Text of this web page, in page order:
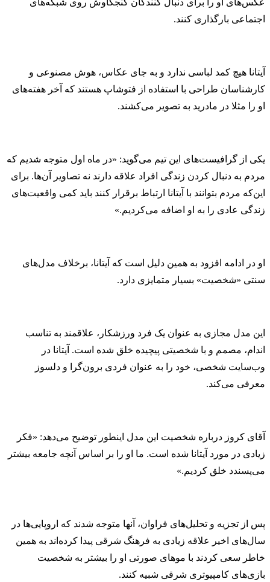
اجتماعی بارگذاری کنند.
آیتانا هیچ کمد لباسی ندارد و به جای عکاس، هوش مصنوعی و
کارشناسان طراحی با استفاده از فتوشاپ هستند که آخر هفته‌های
او را مثلا در مادرید به تصویر می‌کشند.
یکی از گرافیست‌های این تیم می‌گوید: «در ماه اول متوجه شدیم که
مردم به دنبال کردن زندگی‌ افراد علاقه دارند نه تصاویر آن‌‌ها. برای
این‌‌که مردم بتوانند با آیتانا ارتباط برقرار کنند باید کمی واقعیت‌های
زندگی عادی را به او اضافه می‌کردیم.»
او در ادامه افزود به همین دلیل است که آیتانا، برخلاف مدل‌های
سنتی «شخصیت» بسیار متمایزی دارد.
این مدل مجازی به عنوان یک فرد ورزشکار، علاقمند به تناسب
اندام، مصمم و با شخصیتی پیچیده خلق شده است. آیتانا در
وب‌سایت شخصی، خود را به عنوان فردی برون‌گرا و دلسوز
معرفی می‌کند.
آقای کروز درباره شخصیت این مدل اینطور توضیح می‌دهد: «فکر
زیادی در مورد آیتانا شده است. ما او را بر اساس آنچه جامعه بیشتر
می‌پسندد خلق کردیم.»
پس از تجزیه و تحلیل‌های فراوان، آنها متوجه شدند که اروپایی‌‌ها در
سال‌های اخیر علاقه زیادی به فرهنگ شرقی پیدا کرده‌اند به همین
خاطر سعی کردند با موهای صورتی او را بیشتر به شخصیت‌‌
بازی‌های کامپیوتری شرقی شبیه کنند.